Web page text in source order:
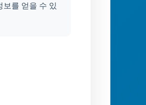
보를 얻을 수 있